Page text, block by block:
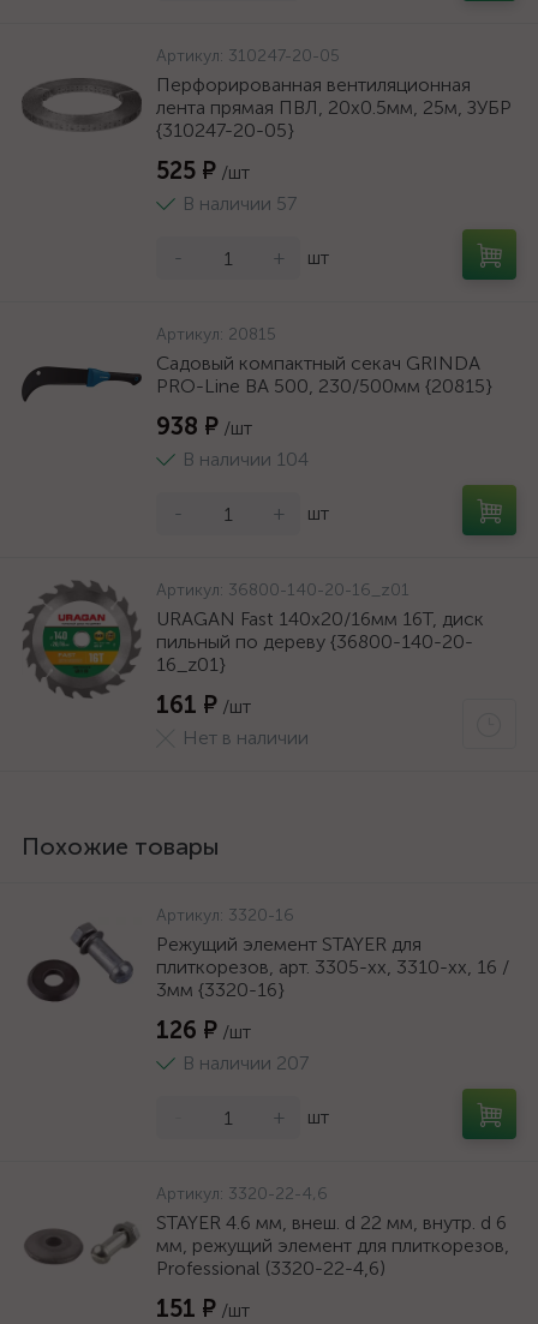
Артикул: 310247-20-05
Перфорированная вентиляционная
лента прямая ПВЛ, 20х0.5мм, 25м, ЗУБР
{310247-20-05}
525 ₽ /шт
В наличии 57
- + шт
Артикул: 20815
Садовый компактный секач GRINDA
PRO-Line BA 500, 230/500мм {20815}
938 ₽ /шт
В наличии 104
- + шт
Артикул: 36800-140-20-16_z01
URAGAN Fast 140x20/16мм 16Т, диск
пильный по дереву {36800-140-20-
16_z01}
161 ₽ /шт
Нет в наличии
Похожие товары
Артикул: 3320-16
Режущий элемент STAYER для
плиткорезов, арт. 3305-хх, 3310-хх, 16 /
3мм {3320-16}
126 ₽ /шт
В наличии 207
+ шт
Артикул: 3320-22-4,6
STAYER 4.6 мм, внеш. d 22 мм, внутр. d 6
мм, режущий элемент для плиткорезов,
Professional (3320-22-4,6)
151 ₽ /шт